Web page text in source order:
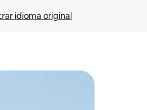
idioma original